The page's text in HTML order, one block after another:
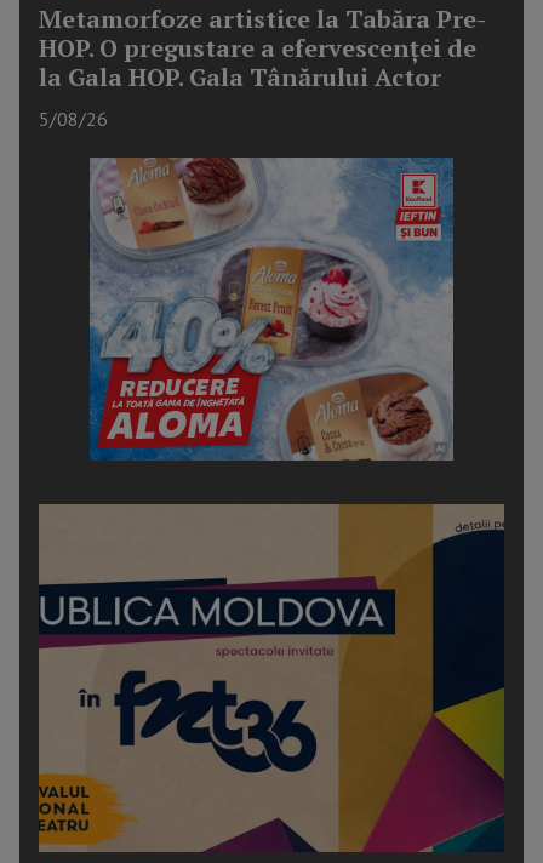
Metamorfoze artistice la Tabăra Pre-
HOP. O pregustare a efervescenței de
la Gala HOP. Gala Tânărului Actor
5/08/26